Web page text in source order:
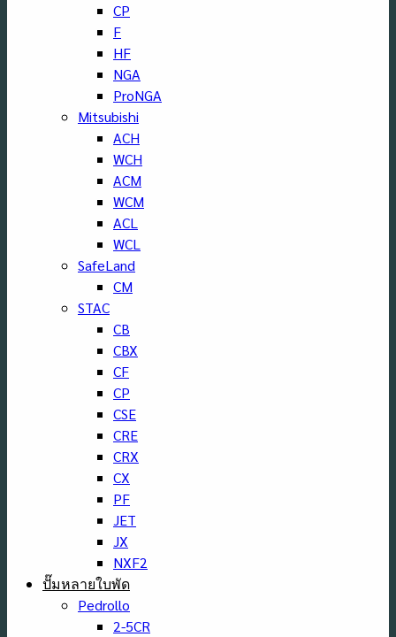
CP
F
HF
NGA
ProNGA
Mitsubishi
ACH
WCH
ACM
WCM
ACL
WCL
SafeLand
CM
STAC
CB
CBX
CF
CP
CSE
CRE
CRX
CX
PF
JET
JX
NXF2
ปั๊มหลายใบพัด
Pedrollo
2-5CR